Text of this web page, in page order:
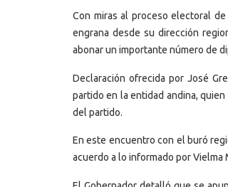
Con miras al proceso electoral
engrana desde su dirección
abonar un importante número de
Declaración ofrecida por José
partido en la entidad andina,
del partido.
En este encuentro con el buró
acuerdo a lo informado por Vielma